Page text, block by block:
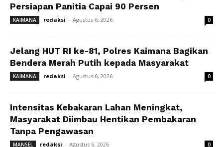
Persiapan Panitia Capai 90 Persen
KAIMANA redaksi - Agustus 6, 2026 0
Jelang HUT RI ke-81, Polres Kaimana Bagikan
Bendera Merah Putih kepada Masyarakat
KAIMANA redaksi - Agustus 6, 2026 0
Intensitas Kebakaran Lahan Meningkat,
Masyarakat Diimbau Hentikan Pembakaran
Tanpa Pengawasan
MANSEL redaksi - Agustus 6, 2026 0